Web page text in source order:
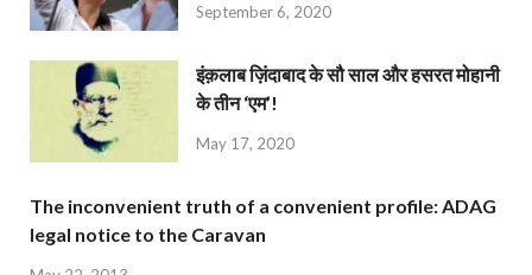
September 6, 2020
इंक़लाब ज़िंदाबाद के सौ साल और हसरत मोहानी
के तीन ‘एम’!
May 17, 2020
The inconvenient truth of a convenient profile: ADAG
legal notice to the Caravan